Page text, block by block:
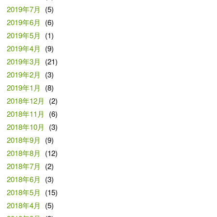
2019年7月
(5)
2019年6月
(6)
2019年5月
(1)
2019年4月
(9)
2019年3月
(21)
2019年2月
(3)
2019年1月
(8)
2018年12月
(2)
2018年11月
(6)
2018年10月
(3)
2018年9月
(9)
2018年8月
(12)
2018年7月
(2)
2018年6月
(3)
2018年5月
(15)
2018年4月
(5)